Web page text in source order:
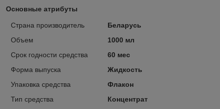
Основные атрибуты
Страна производитель
Беларусь
Объем
1000 мл
Срок годности средства
60 мес
Форма выпуска
Жидкость
Упаковка средства
Флакон
Тип средства
Концентрат